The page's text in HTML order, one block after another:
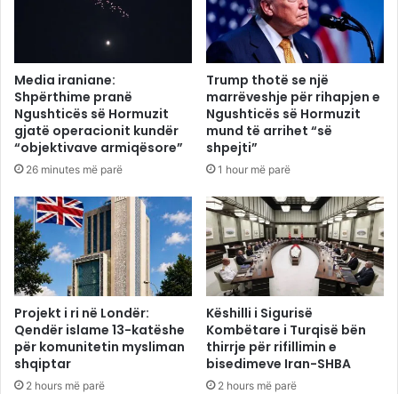
Media iraniane:
Shpërthime pranë
Ngushticës së Hormuzit
gjatë operacionit kundër
“objektivave armiqësore”
26 minutes më parë
Trump thotë se një
marrëveshje për rihapjen e
Ngushticës së Hormuzit
mund të arrihet “së
shpejti”
1 hour më parë
Projekt i ri në Londër:
Qendër islame 13-katëshe
për komunitetin mysliman
shqiptar
2 hours më parë
Këshilli i Sigurisë
Kombëtare i Turqisë bën
thirrje për rifillimin e
bisedimeve Iran-SHBA
2 hours më parë